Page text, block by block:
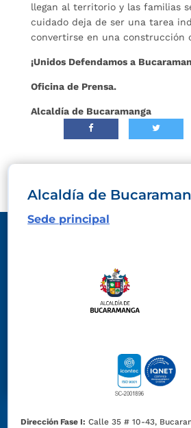
llegan al territorio y las familias
cuidado deja de ser una tarea
convertirse en una construcción
¡Unidos Defendamos a
Oficina de Prensa.
Alcaldía de Bucaramanga
Alcaldía de
Sede principal
Dirección Fase I: Calle 35 # 10-43,